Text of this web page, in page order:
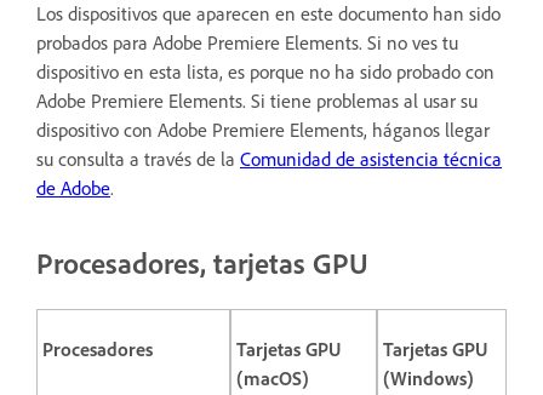
Los dispositivos que aparecen en este documento han sido
probados para Adobe Premiere Elements. Si no ves tu
dispositivo en esta lista, es porque no ha sido probado con
Adobe Premiere Elements. Si tiene problemas al usar su
dispositivo con Adobe Premiere Elements, háganos llegar
su consulta a través de la Comunidad de asistencia técnica
de Adobe.
Procesadores, tarjetas GPU
Procesadores
Tarjetas GPU
(macOS)
Tarjetas GPU
(Windows)